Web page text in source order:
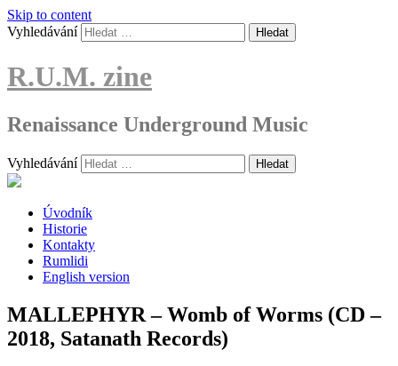
Skip to content
Vyhledávání
R.U.M. zine
Renaissance Underground Music
Vyhledávání
Úvodník
Historie
Kontakty
Rumlidi
English version
MALLEPHYR – Womb of Worms (CD –
2018, Satanath Records)